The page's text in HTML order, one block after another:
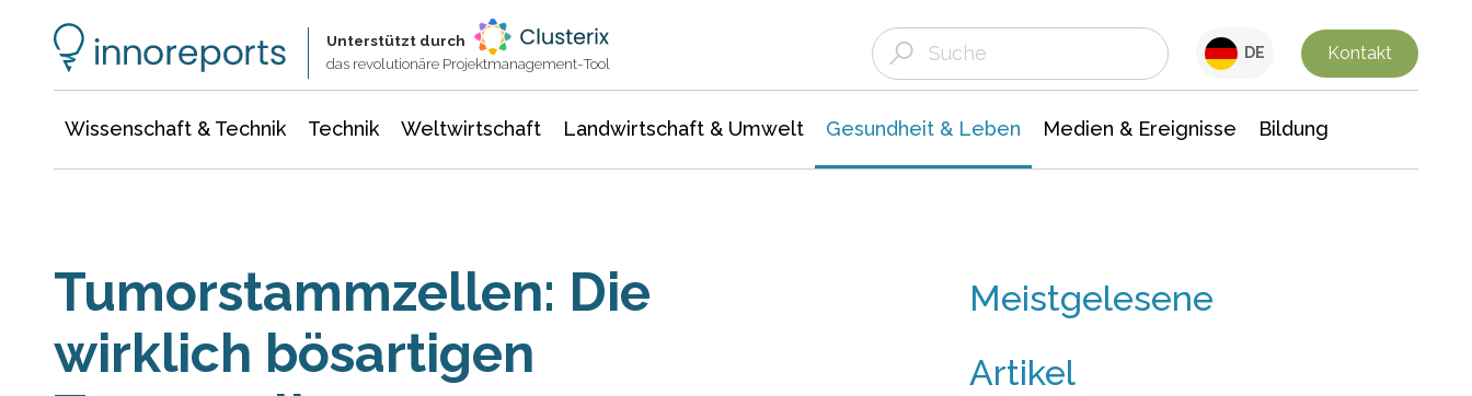
Unterstützt durch
das revolutionäre Projektmanagement-Tool
DE Kontakt
Wissenschaft & Technik Technik Weltwirtschaft Landwirtschaft & Umwelt Gesundheit & Leben Medien & Ereignisse Bildung
Tumorstammzellen: Die
wirklich bösartigen
Meistgelesene
Artikel